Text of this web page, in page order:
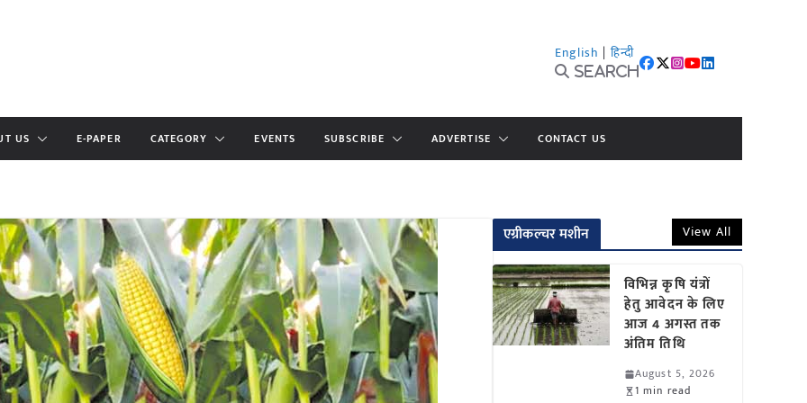
English | हिन्दी
Search
US E-PAPER CATEGORY EVENTS SUBSCRIBE ADVERTISE CONTACT US
एग्रीकल्चर मशीन View All
विभिन्न कृषि यंत्रों
हेतु आवेदन के लिए
आज 4 अगस्त तक
अंतिम तिथि
August 5, 2026
1 min read